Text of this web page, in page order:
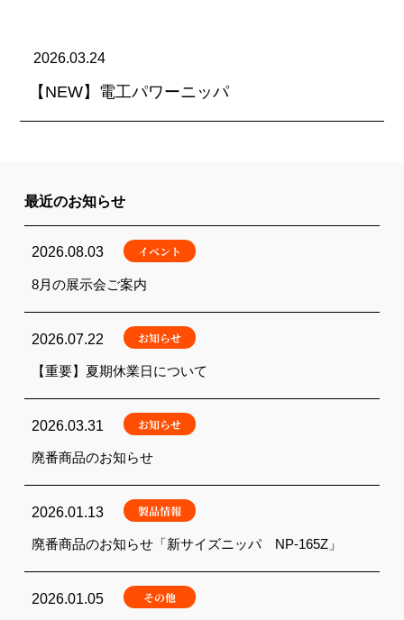
2026.03.24
【NEW】電工パワーニッパ
最近のお知らせ
2026.08.03 イベント
8月の展示会ご案内
2026.07.22 お知らせ
【重要】夏期休業日について
2026.03.31 お知らせ
廃番商品のお知らせ
2026.01.13 製品情報
廃番商品のお知らせ「新サイズニッパ NP-165Z」
2026.01.05 その他